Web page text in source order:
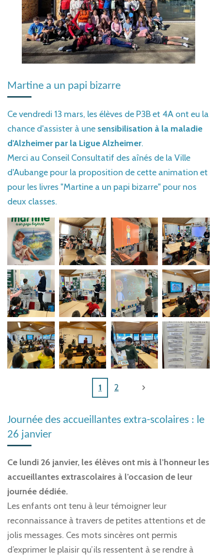
Martine a un papi bizarre
Ce vendredi 13 mars, les élèves de P3B et 4A ont eu la
chance d'assister à une sensibilisation à la maladie
d'Alzheimer par la Ligue Alzheimer.
Merci au Conseil Consultatif des aînés de la Ville
d'Aubange pour la proposition de cette animation et
pour les livres "Martine a un papi bizarre" pour nos
deux classes.
1 2
Journée des accueillantes extra-scolaires : le
26 janvier
Ce lundi 26 janvier, les élèves ont mis à l’honneur les
accueillantes extrascolaires à l’occasion de leur
journée dédiée.
Les enfants ont tenu à leur témoigner leur
reconnaissance à travers de petites attentions et de
jolis messages. Ces mots sincères ont permis
d’exprimer le plaisir qu’ils ressentent à se rendre à